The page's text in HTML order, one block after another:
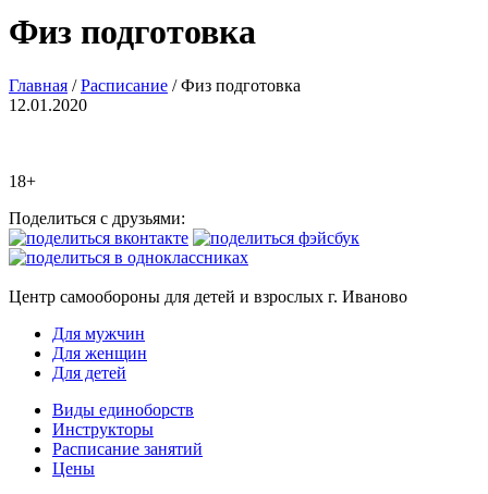
Физ подготовка
Главная /Расписание /Физ подготовка
12.01.2020
18+
Поделиться с друзьями:
Центр самообороны для детей и взрослых г. Иваново
Для мужчин
Для женщин
Для детей
Виды единоборств
Инструкторы
Расписание занятий
Цены